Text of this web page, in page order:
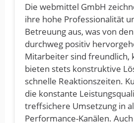
Die webmittel GmbH
ihre hohe Professionalität
Betreuung aus, was von
durchweg positiv
Mitarbeiter sind freundlich,
bieten stets konstruktive
schnelle Reaktionszeiten.
die konstante
treffsichere Umsetzung in
Performance-Kanälen.